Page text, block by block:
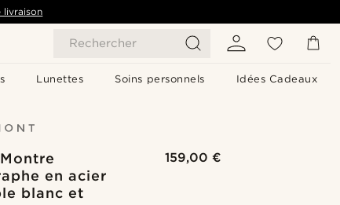
Rechercher
Lunettes Soins personnels Idées Cadeaux
livraison
en acier
blanc et
159,00 €